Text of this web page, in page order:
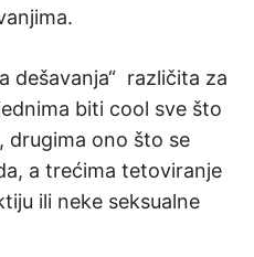
dešavanja“ različita za
biti cool sve što
drugima ono što se
a trećima tetoviranje
ili neke seksualne